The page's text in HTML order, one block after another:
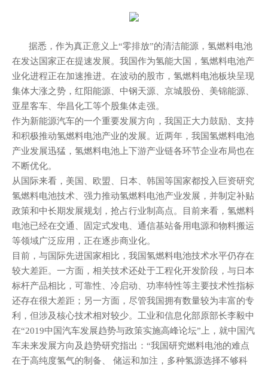
据悉，作为真正意义上“零排放”的清洁能源，氢燃料电池
在发达国家正在提速发展。我国作为氢能大国，氢燃料电池产
业化进程正在加速推进。在波动的股市，氢燃料电池板块呈现
集体大涨之势，红阳能源、中钢天源、京城股份、美锦能源、
亚星客车、华昌化工等个股集体走强。
作为新能源汽车的一个重要发展方向，我国正大力鼓励、支持
和积极推动氢燃料电池产业的发展。近两年，我国氢燃料电池
产业发展迅猛，氢燃料电池上下游产业链各环节企业布局也在
不断优化。
从国际来看，美国、欧盟、日本、韩国等国家都投入巨资研究
氢燃料电池技术、强力推动氢燃料电池产业发展，并制定补贴
政策和中长期发展规划，抢占行业制高点。目前来看，氢燃料
电池已经在交通、固定式发电、通信基站备用电源和物料搬运
等领域广泛应用，正在逐步商业化。
目前，与国际先进国家相比，我国氢燃料电池技术水平仍存在
较大差距。一方面，相关技术还处于工程化开发阶段，与日本
标杆产品相比，可靠性、冷启动、功率特性等主要技术性指标
还存在很大差距；另一方面，尽管我国拥有数量较为丰富的专
利，但涉及核心技术相对较少。工业和信息化部原部长李毅中
在“2019中国汽车发展趋势与政策实施高峰论坛”上，就中国汽
车未来发展方向及趋势研究指出：“我国研究燃料电池的难点
在于高纯度氢气的制备、 储运和加注，多种氢源选择不够科